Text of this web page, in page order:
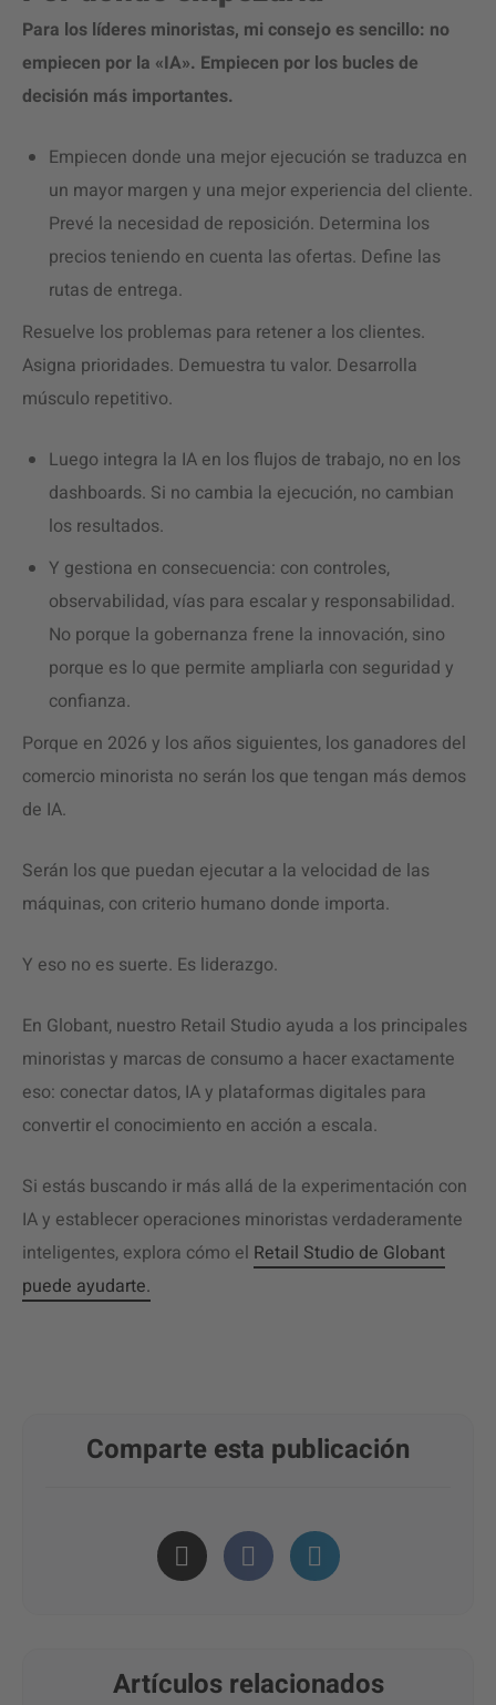
Para los líderes minoristas, mi consejo es sencillo: no
empiecen por la «IA». Empiecen por los bucles de
decisión más importantes.
Empiecen donde una mejor ejecución se traduzca en
un mayor margen y una mejor experiencia del cliente.
Prevé la necesidad de reposición. Determina los
precios teniendo en cuenta las ofertas. Define las
rutas de entrega.
Resuelve los problemas para retener a los clientes.
Asigna prioridades. Demuestra tu valor. Desarrolla
músculo repetitivo.
Luego integra la IA en los flujos de trabajo, no en los
dashboards. Si no cambia la ejecución, no cambian
los resultados.
Y gestiona en consecuencia: con controles,
observabilidad, vías para escalar y responsabilidad.
No porque la gobernanza frene la innovación, sino
porque es lo que permite ampliarla con seguridad y
confianza.
Porque en 2026 y los años siguientes, los ganadores del
comercio minorista no serán los que tengan más demos
de IA.
Serán los que puedan ejecutar a la velocidad de las
máquinas, con criterio humano donde importa.
Y eso no es suerte. Es liderazgo.
En Globant, nuestro Retail Studio ayuda a los principales
minoristas y marcas de consumo a hacer exactamente
eso: conectar datos, IA y plataformas digitales para
convertir el conocimiento en acción a escala.
Si estás buscando ir más allá de la experimentación con
IA y establecer operaciones minoristas verdaderamente
inteligentes, explora cómo el Retail Studio de Globant
puede ayudarte.
Comparte esta publicación
Artículos relacionados